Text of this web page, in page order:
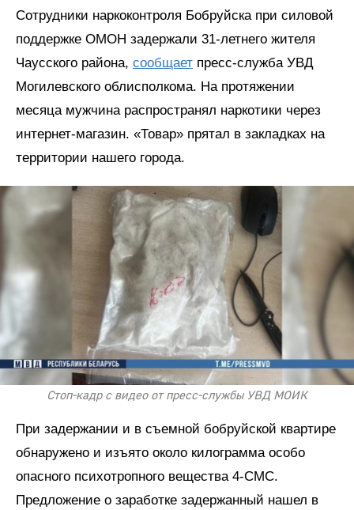
Сотрудники наркоконтроля Бобруйска при силовой
поддержке ОМОН задержали 31-летнего жителя
Чаусского района, сообщает пресс-служба УВД
Могилевского облисполкома. На протяжении
месяца мужчина распространял наркотики через
интернет-магазин. «Товар» прятал в закладках на
территории нашего города.
Стоп-кадр с видео от пресс-службы УВД МОИК
При задержании и в съемной бобруйской квартире
обнаружено и изъято около килограмма особо
опасного психотропного вещества 4-СМС.
Предложение о заработке задержанный нашел в